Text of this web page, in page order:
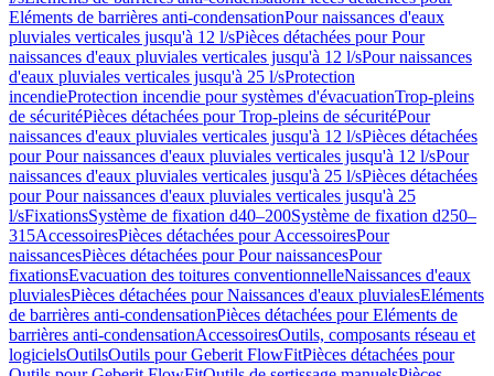
Eléments de barrières anti-condensationPour naissances d'eaux
pluviales verticales jusqu'à 12 l/sPièces détachées pour Pour
naissances d'eaux pluviales verticales jusqu'à 12 l/sPour naissances
d'eaux pluviales verticales jusqu'à 25 l/sProtection
incendieProtection incendie pour systèmes d'évacuationTrop-pleins
de sécuritéPièces détachées pour Trop-pleins de sécuritéPour
naissances d'eaux pluviales verticales jusqu'à 12 l/sPièces détachées
pour Pour naissances d'eaux pluviales verticales jusqu'à 12 l/sPour
naissances d'eaux pluviales verticales jusqu'à 25 l/sPièces détachées
pour Pour naissances d'eaux pluviales verticales jusqu'à 25
l/sFixationsSystème de fixation d40–200Système de fixation d250–
315AccessoiresPièces détachées pour AccessoiresPour
naissancesPièces détachées pour Pour naissancesPour
fixationsEvacuation des toitures conventionnelleNaissances d'eaux
pluvialesPièces détachées pour Naissances d'eaux pluvialesEléments
de barrières anti-condensationPièces détachées pour Eléments de
barrières anti-condensationAccessoiresOutils, composants réseau et
logicielsOutilsOutils pour Geberit FlowFitPièces détachées pour